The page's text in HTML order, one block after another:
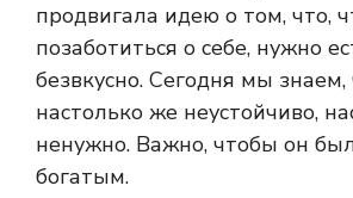
продвигала идею о том, что,
позаботиться о себе, нужно
безвкусно. Сегодня мы знаем,
настолько же неустойчиво,
ненужно. Важно, чтобы он
богатым.